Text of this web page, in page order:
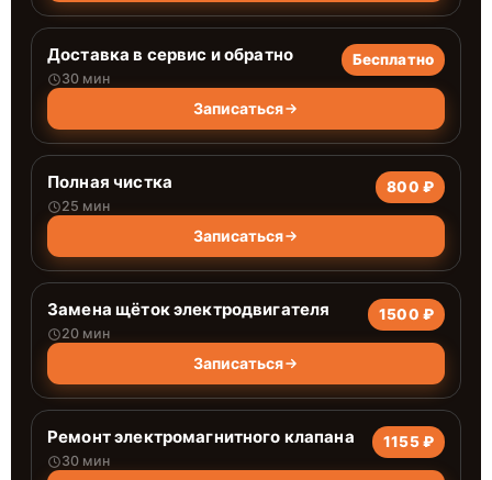
Доставка в сервис и обратно
30 мин
Бесплатно
Записаться
Полная чистка
25 мин
800 ₽
Записаться
Замена щёток электродвигателя
20 мин
1500 ₽
Записаться
Ремонт электромагнитного клапана
30 мин
1155 ₽